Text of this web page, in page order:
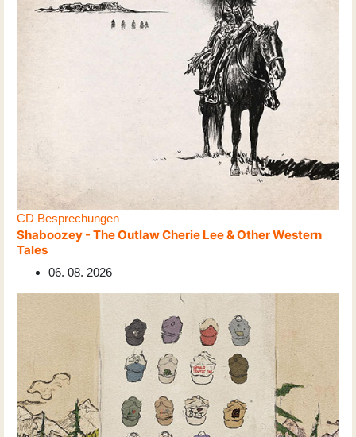
CD Besprechungen
Shaboozey - The Outlaw Cherie Lee & Other Western
Tales
06. 08. 2026